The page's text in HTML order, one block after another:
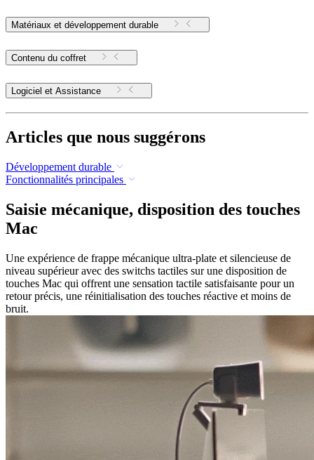
Matériaux et développement durable
Contenu du coffret
Logiciel et Assistance
Articles que nous suggérons
Développement durable
Fonctionnalités principales
Saisie mécanique, disposition des touches
Mac
Une expérience de frappe mécanique ultra-plate et silencieuse de
niveau supérieur avec des switchs tactiles sur une disposition de
touches Mac qui offrent une sensation tactile satisfaisante pour un
retour précis, une réinitialisation des touches réactive et moins de
bruit.